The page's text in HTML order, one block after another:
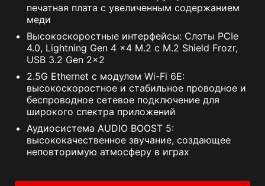
печатная плата с увеличенным содержанием
меди
Высокоскоростные интерфейсы: Слоты PCIe
4.0, Lightning Gen 4 x4 M.2 с M.2 Shield Frozr,
USB 3.2 Gen 2x2
2.5G Ethernet c модулем Wi-Fi 6E:
высокоскоростное и стабильное проводное и
беспроводное сетевое подключение для
широкого спектра приложений
Аудиосистема AUDIO BOOST 5:
высококачественное звучание, создающее
неповторимую атмосферу в играх